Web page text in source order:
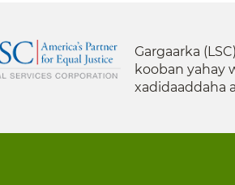
Gargaarka
kooban yahay
xadidaaddaha